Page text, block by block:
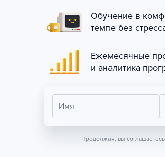
Обучение в
темпе без
Ежемесячные
и аналитика
Имя
Продолжая, вы